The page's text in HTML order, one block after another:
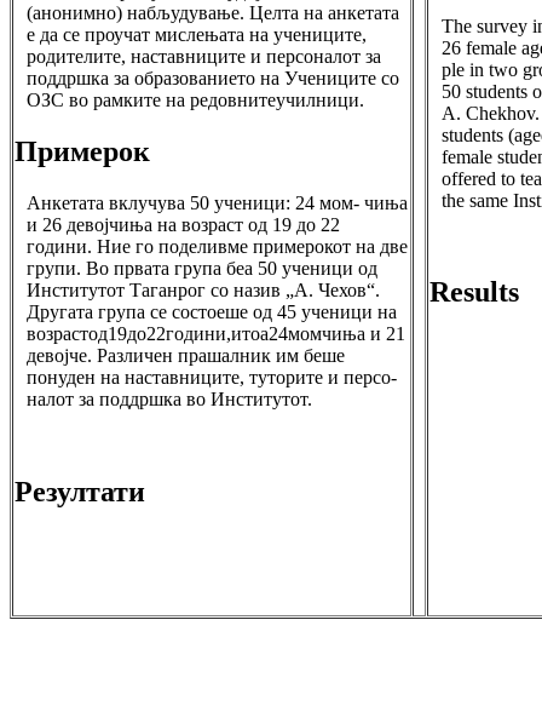
(анонимно) набљудување. Целта на анкетата
е да се проучат мислењата на учениците,
родителите, наставниците и персоналот за
поддршка за образованието на Учениците со
ОЗС во рамките на редовнитеучилници.
Примерок
Анкетата вклучува 50 ученици: 24 мом- чиња
и 26 девојчиња на возраст од 19 до 22
години. Ние го поделивме примерокот на две
групи. Во првата група беа 50 ученици од
Институтот Таганрог со назив „А. Чехов“.
Другата група се состоеше од 45 ученици на
возрастод19до22години,итоа24момчиња и 21
девојче. Различен прашалник им беше
понуден на наставниците, туторите и персо-
налот за поддршка во Институтот.
Резултати
The survey
26 female
ple in two
50 students
A.
students
female
offered to
the same
Results